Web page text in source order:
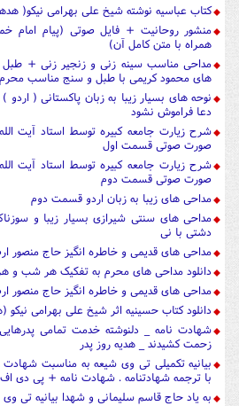
کتاب عباسیه نوشته شیخ علی بهرامی نیکو(
منشور روحانیت + فایل صوتی (پیام امام
همراه با متن کامل آن)
مداحی مناسب سینه زنی و زنجیر زنی +
های محمود کریمی با طبل و سنج مناسب محرم
نوحه های بسیار زیبا به زبان پاکستانی (
دعا فراموش نشود
صورت صوتی قسمت اول
صورت صوتی قسمت دوم
مداحی های زیبا به زبان اردو قسمت دوم
مداحی های سنتی شیرازی بسیار زیبا و
دشتی با نی
مداحی های قدیمی و خاطره انگیز حاج
دانلود مداحی های محرم به تفکیک هر شب و
مداحی های قدیمی و خاطره انگیز حاج منصور
دانلود کتاب حسینیه اثر شیخ علی بهرامی نیکو
شهادت نامه _ دلنوشته خدمت تمامی
زحمت کشیدند _ هدیه روز پدر
بیانیه تکمیلی تی وی شیعه به مناسبت
با ترجمه شهادتنامه . شهادت نامه + پی دی
به یاد حاج قاسم سلیمانی و شهدا بیانیه تی